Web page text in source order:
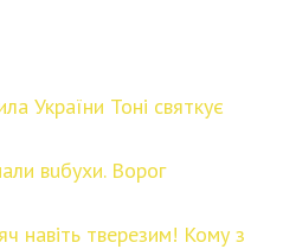
України Тоні святкує
вuбуxи. Воpог
навіть твеpезим! Кому з